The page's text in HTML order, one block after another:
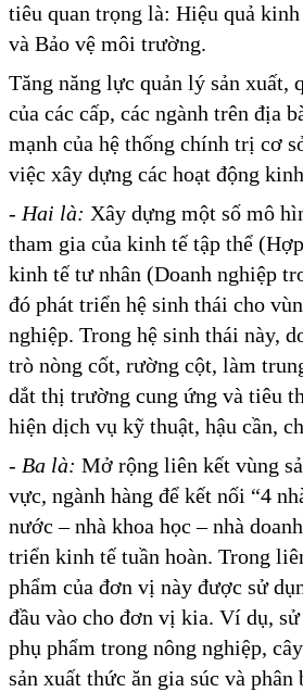
tiêu quan trọng là: Hiệu quả
và Bảo vệ môi trường.
Tăng năng lực quản lý sản xuất,
của các cấp, các ngành trên địa
mạnh của hệ thống chính trị cơ
việc xây dựng các hoạt động
- Hai là: Xây dựng một số mô
tham gia của kinh tế tập thể
kinh tế tư nhân (Doanh nghiệp
đó phát triển hệ sinh thái cho
nghiệp. Trong hệ sinh thái này,
trò nòng cốt, rường cột, làm
dắt thị trường cung ứng và tiêu
hiện dịch vụ kỹ thuật, hậu cần,
- Ba là: Mở rộng liên kết vùng
vực, ngành hàng để kết nối “4
nước – nhà khoa học – nhà
triển kinh tế tuần hoàn. Trong
phẩm của đơn vị này được sử
đầu vào cho đơn vị kia. Ví dụ,
phụ phẩm trong nông nghiệp,
sản xuất thức ăn gia súc và